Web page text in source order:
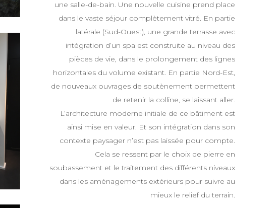
une salle-de-bain. Une nouvelle cuisine prend place
dans le vaste séjour complètement vitré. En partie
latérale (Sud-Ouest), une grande terrasse avec
intégration d’un spa est construite au niveau des
pièces de vie, dans le prolongement des lignes
horizontales du volume existant. En partie Nord-Est,
de nouveaux ouvrages de soutènement permettent
de retenir la colline, se laissant aller.
L’architecture moderne initiale de ce bâtiment est
ainsi mise en valeur. Et son intégration dans son
contexte paysager n’est pas laissée pour compte.
Cela se ressent par le choix de pierre en
soubassement et le traitement des différents niveaux
dans les aménagements extérieurs pour suivre au
mieux le relief du terrain.